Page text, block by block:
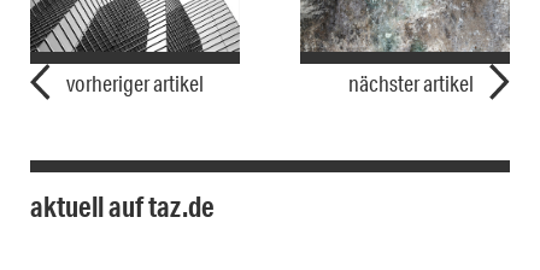
vorheriger artikel nächster artikel
aktuell auf taz.de